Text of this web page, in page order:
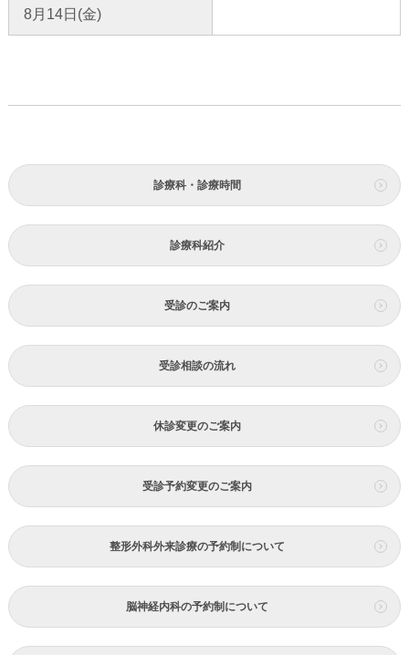
8月14日(金)
診療科・診療時間
診療科紹介
受診のご案内
受診相談の流れ
休診変更のご案内
受診予約変更のご案内
整形外科外来診療の予約制について
脳神経内科の予約制について